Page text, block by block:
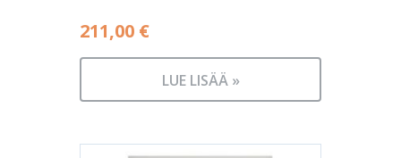
211,00 €
LUE LISÄÄ »